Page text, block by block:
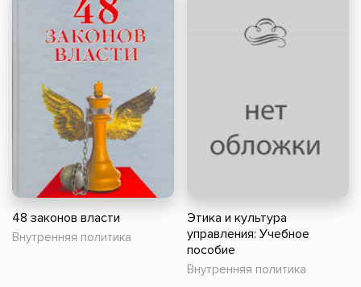
48 законов власти
Внутренняя политика
Этика и культура
управления: Учебное
пособие
Внутренняя политика